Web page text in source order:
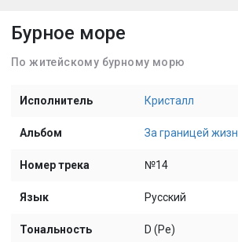
Бурное море
По житейскому бурному морю
Исполнитель Кристалл
Альбом За границей
Номер трека №14
Язык Русский
Тональность D (Ре)